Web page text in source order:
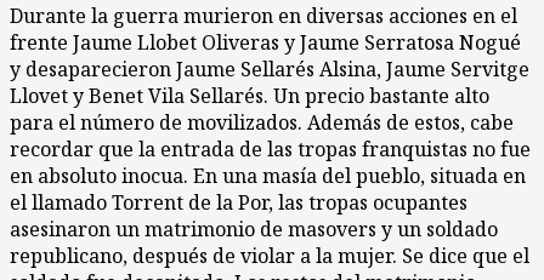
Durante la guerra murieron en diversas acciones en el
frente Jaume Llobet Oliveras y Jaume Serratosa Nogué
y desaparecieron Jaume Sellarés Alsina, Jaume Servitge
Llovet y Benet Vila Sellarés. Un precio bastante alto
para el número de movilizados. Además de estos, cabe
recordar que la entrada de las tropas franquistas no fue
en absoluto inocua. En una masía del pueblo, situada en
el llamado Torrent de la Por, las tropas ocupantes
asesinaron un matrimonio de masovers y un soldado
republicano, después de violar a la mujer. Se dice que el